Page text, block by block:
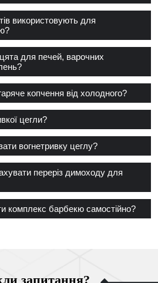
використовують для
для печей, варочних
копчення від холодного?
цегли?
вогнетривку цеглу?
переріз димоходу для
комплекс барбекю самостійно?
запитання?